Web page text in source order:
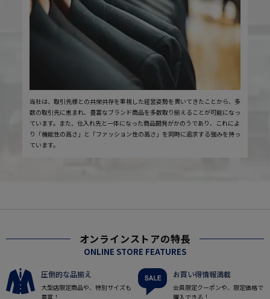
当社は、取引先様との共栄共存を重視した経営姿勢を貫いてきたことから、多
数の取引先に恵まれ、豊富なブランド商品を多数取り揃えることが可能になっ
ています。また、仕入れ先と一体になった商品開発がかのうであり、これによ
り「機能性の高さ」と「ファッション性の高さ」を同時に追求する強みを持っ
ています。
オンラインストアの特長
ONLINE STORE FEATURES
圧倒的な品揃え
大型店限定商品や、特別サイズも
豊富！
お買い得情報満載
会員限定クーポンや、限定価格で
購入できる！